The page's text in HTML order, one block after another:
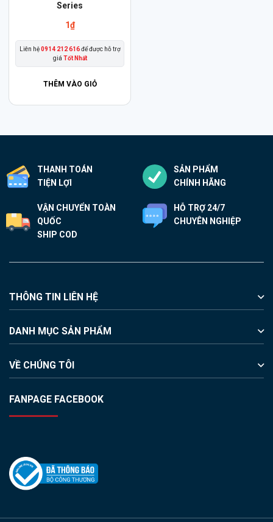
Series
1₫
Liên hệ0914 212 616để được hỗ trợ
giá Tốt Nhất
THÊM VÀO GIỎ
THANH TOÁN
TIỆN LỢI
SẢN PHẨM
CHÍNH HÃNG
VẬN CHUYỂN TOÀN
QUỐC
SHIP COD
HỖ TRỢ 24/7
CHUYÊN NGHIỆP
THÔNG TIN LIÊN HỆ
DANH MỤC SẢN PHẨM
VỀ CHÚNG TÔI
FANPAGE FACEBOOK